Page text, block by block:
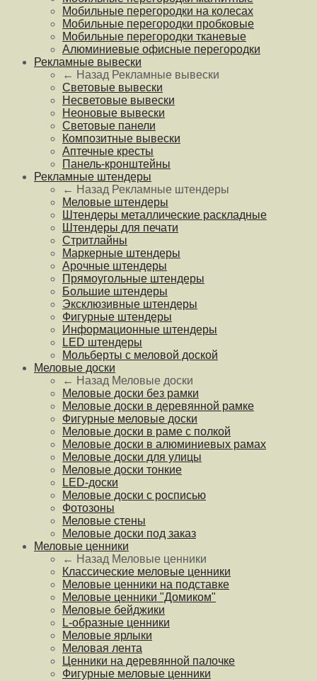
Мобильные перегородки на колесах
Мобильные перегородки пробковые
Мобильные перегородки тканевые
Алюминиевые офисные перегородки
Рекламные вывески
← Назад Рекламные вывески
Световые вывески
Несветовые вывески
Неоновые вывески
Световые панели
Композитные вывески
Аптечные кресты
Панель-кронштейны
Рекламные штендеры
← Назад Рекламные штендеры
Меловые штендеры
Штендеры металлические раскладные
Штендеры для печати
Стритлайны
Маркерные штендеры
Арочные штендеры
Прямоугольные штендеры
Большие штендеры
Эксклюзивные штендеры
Фигурные штендеры
Информационные штендеры
LED штендеры
Мольберты с меловой доской
Меловые доски
← Назад Меловые доски
Меловые доски без рамки
Меловые доски в деревянной рамке
Фигурные меловые доски
Меловые доски в раме с полкой
Меловые доски в алюминиевых рамах
Меловые доски для улицы
Меловые доски тонкие
LED-доски
Меловые доски с росписью
Фотозоны
Меловые стены
Меловые доски под заказ
Меловые ценники
← Назад Меловые ценники
Классические меловые ценники
Меловые ценники на подставке
Меловые ценники "Домиком"
Меловые бейджики
L-образные ценники
Меловые ярлыки
Меловая лента
Ценники на деревянной палочке
Фигурные меловые ценники